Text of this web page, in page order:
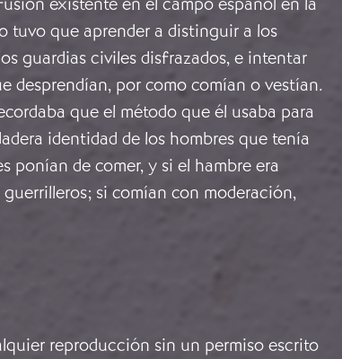
tuvo que aprender a distinguir a los
guardias civiles disfrazados, e intentar
desprendían, por como comían o vestían.
que el método que él usaba para
identidad de los hombres que tenía
ponían de comer, y si el hambre era
si comían con moderación,
reproducción sin un permiso escrito